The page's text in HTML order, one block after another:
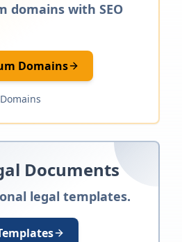
domains with SEO
Domains
Documents
legal templates.